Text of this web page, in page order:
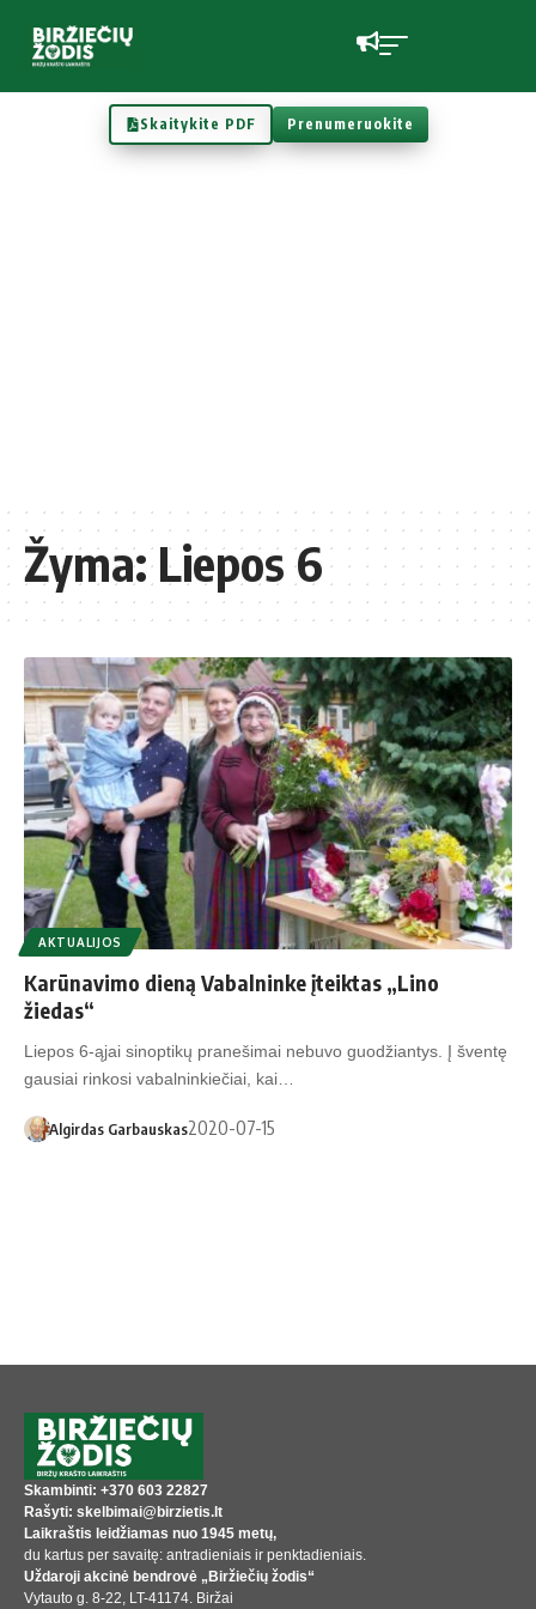
Skaitykite PDF Prenumeruokite
Žyma:Liepos 6
AKTUALIJOS
Karūnavimo dieną Vabalninke įteiktas „Lino
žiedas“
Liepos 6-ąjai sinoptikų pranešimai nebuvo guodžiantys. Į šventę
gausiai rinkosi vabalninkiečiai, kai…
Algirdas Garbauskas2020-07-15
Skambinti: +370 603 22827
Rašyti: skelbimai@birzietis.lt
Laikraštis leidžiamas nuo 1945 metų,
du kartus per savaitę: antradieniais ir penktadieniais.
Uždaroji akcinė bendrovė „Biržiečių žodis“
Vytauto g. 8-22, LT-41174. Biržai